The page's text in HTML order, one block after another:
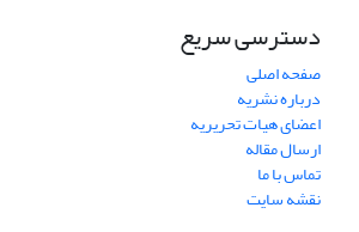
دسترسی سریع
صفحه اصلی
درباره نشریه
اعضای هیات تحریریه
ارسال مقاله
تماس با ما
نقشه سایت